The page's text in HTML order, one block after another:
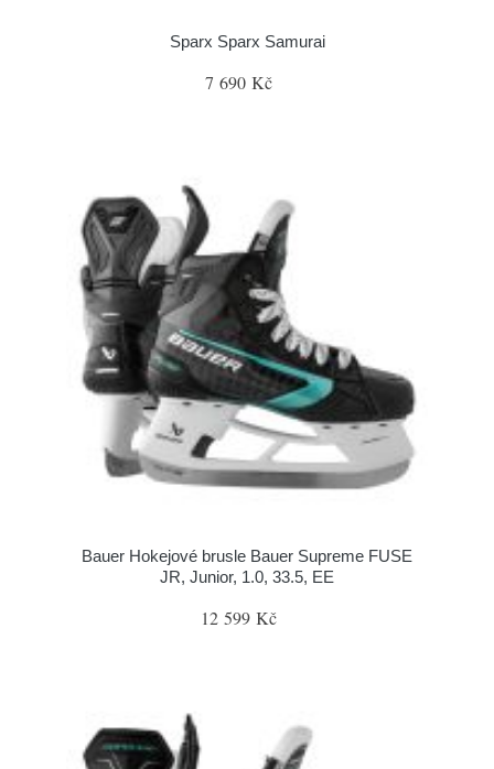
Sparx Sparx Samurai
7 690 Kč
Bauer Hokejové brusle Bauer Supreme FUSE
JR, Junior, 1.0, 33.5, EE
12 599 Kč